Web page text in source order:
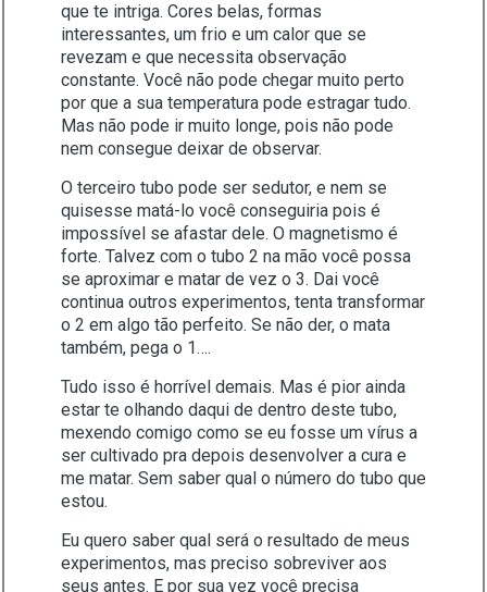
que te intriga. Cores belas, formas
interessantes, um frio e um calor que se
revezam e que necessita observação
constante. Você não pode chegar muito perto
por que a sua temperatura pode estragar tudo.
Mas não pode ir muito longe, pois não pode
nem consegue deixar de observar.
O terceiro tubo pode ser sedutor, e nem se
quisesse matá-lo você conseguiria pois é
impossível se afastar dele. O magnetismo é
forte. Talvez com o tubo 2 na mão você possa
se aproximar e matar de vez o 3. Dai você
continua outros experimentos, tenta transformar
o 2 em algo tão perfeito. Se não der, o mata
também, pega o 1….
Tudo isso é horrível demais. Mas é pior ainda
estar te olhando daqui de dentro deste tubo,
mexendo comigo como se eu fosse um vírus a
ser cultivado pra depois desenvolver a cura e
me matar. Sem saber qual o número do tubo que
estou.
Eu quero saber qual será o resultado de meus
experimentos, mas preciso sobreviver aos
seus antes. E por sua vez você precisa